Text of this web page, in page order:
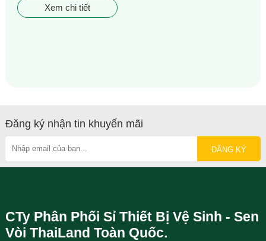
Xem chi tiết
Đăng ký nhận tin khuyến mãi
CTy Phân Phối Sỉ Thiết Bị Vệ Sinh - Sen
Vòi ThaiLand Toàn Quốc.